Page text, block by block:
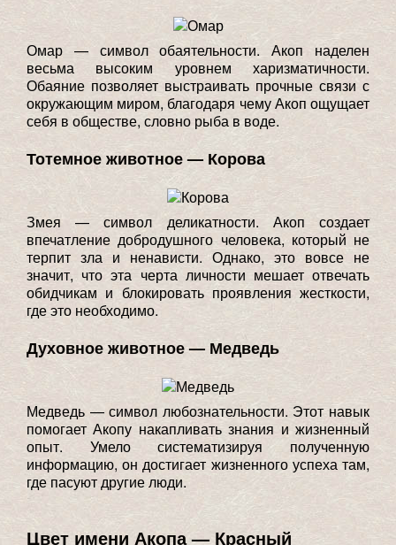
Омар — символ обаятельности. Акоп наделен
весьма высоким уровнем харизматичности.
Обаяние позволяет выстраивать прочные связи с
окружающим миром, благодаря чему Акоп ощущает
себя в обществе, словно рыба в воде.
Тотемное животное — Корова
Змея — символ деликатности. Акоп создает
впечатление добродушного человека, который не
терпит зла и ненависти. Однако, это вовсе не
значит, что эта черта личности мешает отвечать
обидчикам и блокировать проявления жесткости,
где это необходимо.
Духовное животное — Медведь
Медведь — символ любознательности. Этот навык
помогает Акопу накапливать знания и жизненный
опыт. Умело систематизируя полученную
информацию, он достигает жизненного успеха там,
где пасуют другие люди.
Цвет имени Акопа — Красный